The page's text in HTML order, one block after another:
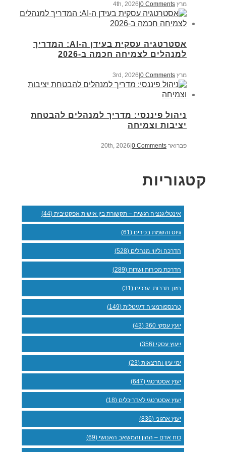
מרץ 4th, 2026 0 Comments
אסטרטגיה עסקית בעידן ה-AI: המדריך
למנהלים לצמיחה חכמה ב-2026
מרץ 3rd, 2026 |0 Comments
ניהול פיננסי: מדריך למנהלים להבטחת
יציבות וצמיחה
פברואר 20th, 2026 0 Comments
קטגוריות
אינטליגנציה רגשית – תקשורת בין אישית אפקטיבית (44)
גיוס והשמת בכירים (61)
הדרכה וליווי מנהלים (528)
הדרכת מכירות ושרות (289)
חזון. תרבות. ערכים (31)
טרנספורמציה דיגיטלית (149)
יועץ עסקי 360 (43)
ייעוץ עסקי (356)
ימי עיון והרצאות (23)
יעוץ אסטרטגי (647)
יעוץ אסטרטגי לאדריכלים (18)
יעוץ ארגוני (836)
כוח אדם – ההון והמשאב האנושי (69)